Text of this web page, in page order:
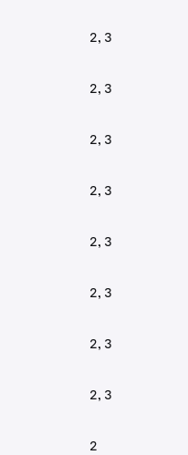
2, 3
2, 3
2, 3
2, 3
2, 3
2, 3
2, 3
2, 3
2